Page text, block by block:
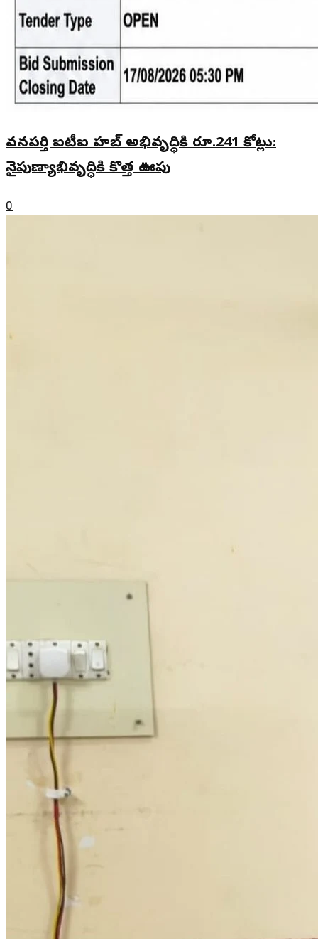
వనపర్తి ఐటీఐ హబ్ అభివృద్ధికి రూ.241 కోట్లు:
నైపుణ్యాభివృద్ధికి కొత్త ఊపు
0